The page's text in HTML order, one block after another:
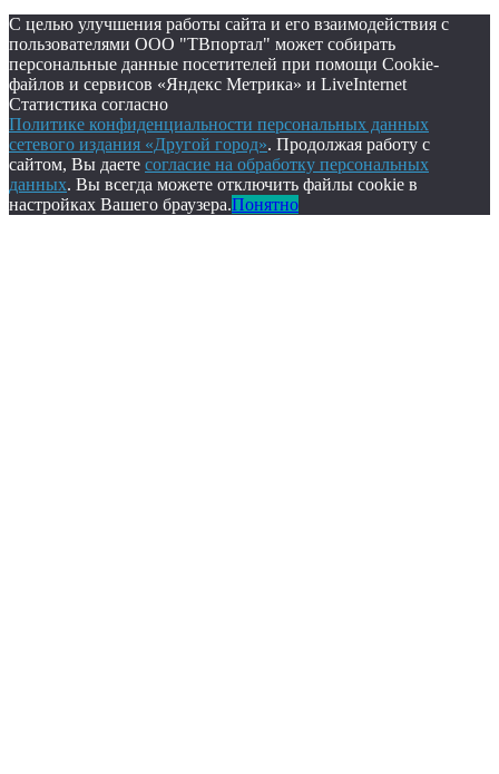
С целью улучшения работы сайта и его взаимодействия с
пользователями ООО "ТВпортал" может собирать
персональные данные посетителей при помощи Cookie-
файлов и сервисов «Яндекс Метрика» и LiveInternet
Статистика согласно
Политике конфиденциальности персональных данных
сетевого издания «Другой город». Продолжая работу с
сайтом, Вы даете согласие на обработку персональных
данных. Вы всегда можете отключить файлы cookie в
настройках Вашего браузера.Понятно